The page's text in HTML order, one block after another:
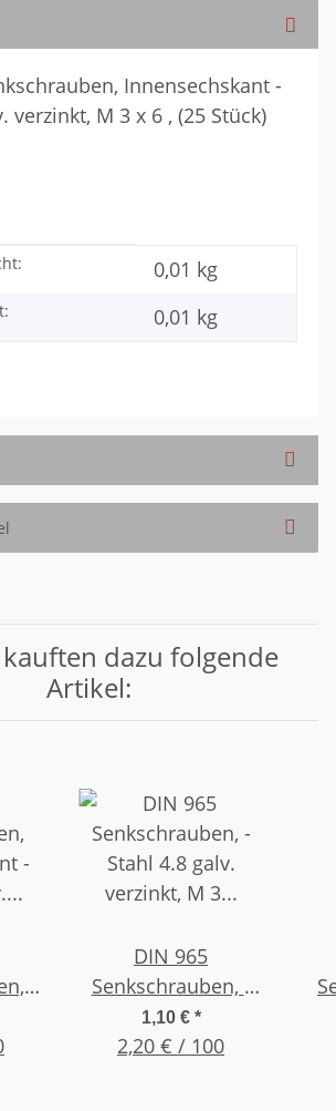
Innensechskant -
verzinkt, M 3 x 6 , (25 Stück)
0,01 kg
0,01 kg
dazu folgende
Artikel:
-
DIN 965
Senkschrauben, -
Stahl 4.8 galv.
verzinkt, M 3 x 8 ,
1,10 € *
2,20 € / 100